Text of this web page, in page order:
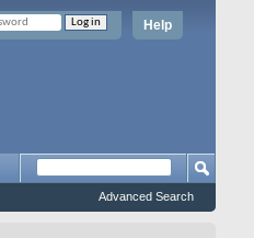
Help
Advanced Search